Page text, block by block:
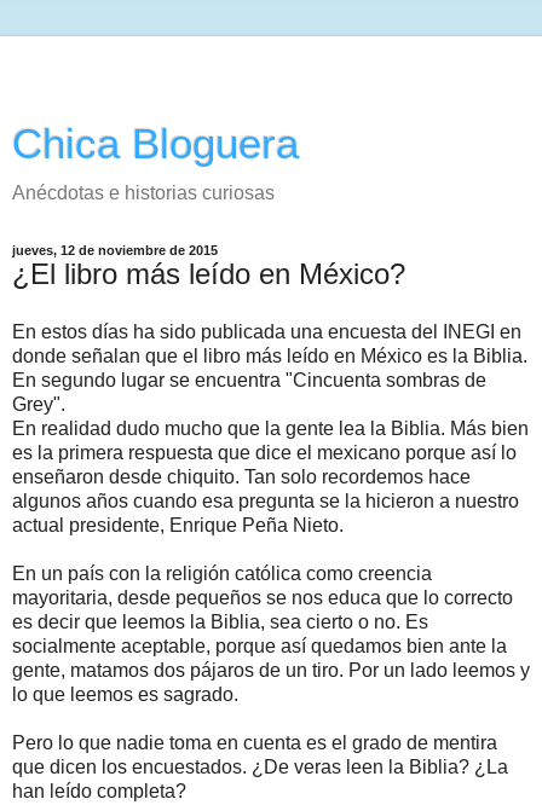
Chica Bloguera
Anécdotas e historias curiosas
jueves, 12 de noviembre de 2015
¿El libro más leído en México?
En estos días ha sido publicada una encuesta del INEGI en
donde señalan que el libro más leído en México es la Biblia.
En segundo lugar se encuentra "Cincuenta sombras de
Grey".
En realidad dudo mucho que la gente lea la Biblia. Más bien
es la primera respuesta que dice el mexicano porque así lo
enseñaron desde chiquito. Tan solo recordemos hace
algunos años cuando esa pregunta se la hicieron a nuestro
actual presidente, Enrique Peña Nieto.
En un país con la religión católica como creencia
mayoritaria, desde pequeños se nos educa que lo correcto
es decir que leemos la Biblia, sea cierto o no. Es
socialmente aceptable, porque así quedamos bien ante la
gente, matamos dos pájaros de un tiro. Por un lado leemos y
lo que leemos es sagrado.
Pero lo que nadie toma en cuenta es el grado de mentira
que dicen los encuestados. ¿De veras leen la Biblia? ¿La
han leído completa?